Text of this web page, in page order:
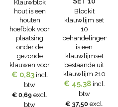
Klauwblok
hout is een
houten
hoefblok voor
plaatsing
onder de
gezonde
klauwen voor
vee.
Klauwblokjes
van hout zijn
onmisbaar in
€ 0,83 incl.
btw
€ 0,69 excl.
btw
BEHANDELINGEN
Blockit
klauwlijm set
10
behandelingen
is een
klauwlijmset
bestaande uit
klauwlijm 210
ml,
klauwblokjes
en mengtips
€ 45,38 incl.
btw
€ 37,50 excl.